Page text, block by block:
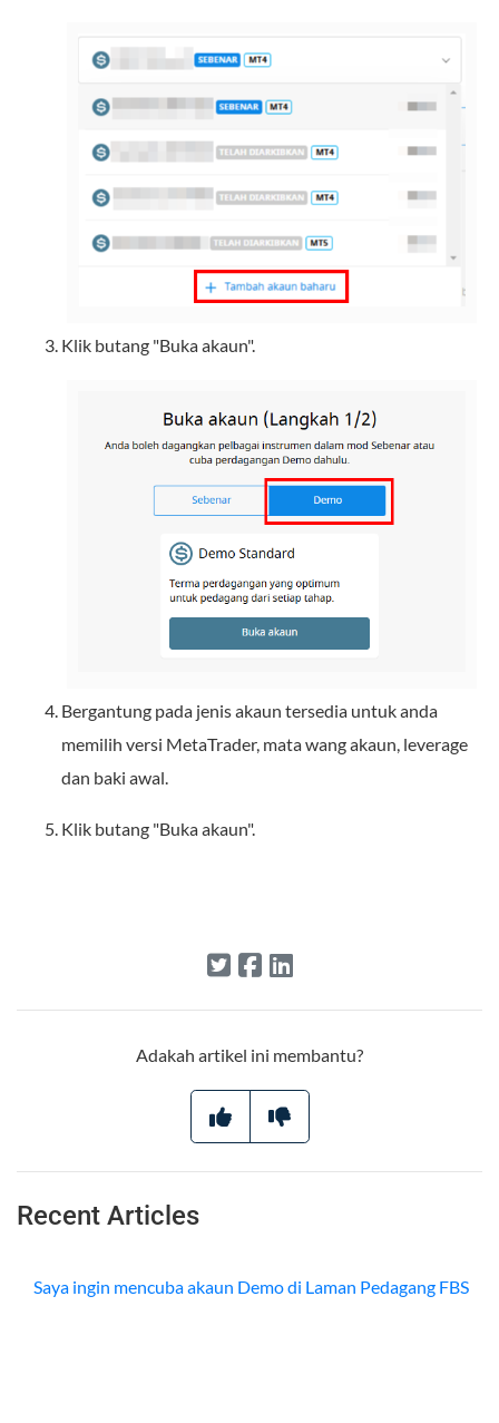
Klik butang "Buka akaun".
Bergantung pada jenis akaun tersedia untuk anda
memilih versi MetaTrader, mata wang akaun, leverage
dan baki awal.
Klik butang "Buka akaun".
Adakah artikel ini membantu?
Recent Articles
Saya ingin mencuba akaun Demo di Laman Pedagang FBS